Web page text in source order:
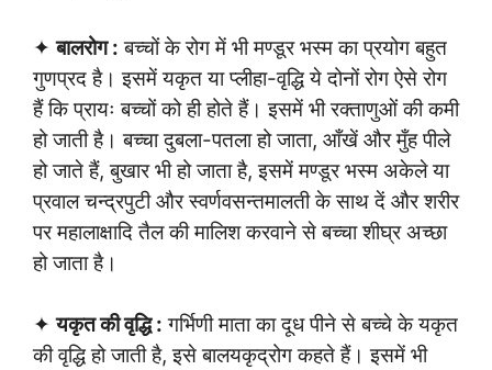
✦बालरोग : बच्चों के रोग में भी मण्डूर भस्म का प्रयोग बहुत
गुणप्रद है। इसमें यकृत या प्लीहा-वृद्धि ये दोनों रोग ऐसे रोग
हैं कि प्रायः बच्चों को ही होते हैं। इसमें भी रक्ताणुओं की कमी
हो जाती है। बच्चा दुबला-पतला हो जाता, आँखें और मुँह पीले
हो जाते हैं, बुखार भी हो जाता है, इसमें मण्डूर भस्म अकेले या
प्रवाल चन्द्रपुटी और स्वर्णवसन्तमालती के साथ दें और शरीर
पर महालाक्षादि तैल की मालिश करवाने से बच्चा शीघ्र अच्छा
हो जाता है।
✦यकृत की वृद्धि : गर्भिणी माता का दूध पीने से बच्चे के यकृत
की वृद्धि हो जाती है, इसे बालयकृद्रोग कहते हैं। इसमें भी